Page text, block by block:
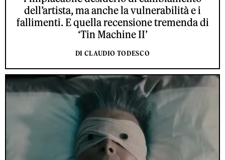
dell’artista, ma anche la vulnerabilità e i
fallimenti. E quella recensione tremenda di
‘Tin Machine II’
DI CLAUDIO TODESCO